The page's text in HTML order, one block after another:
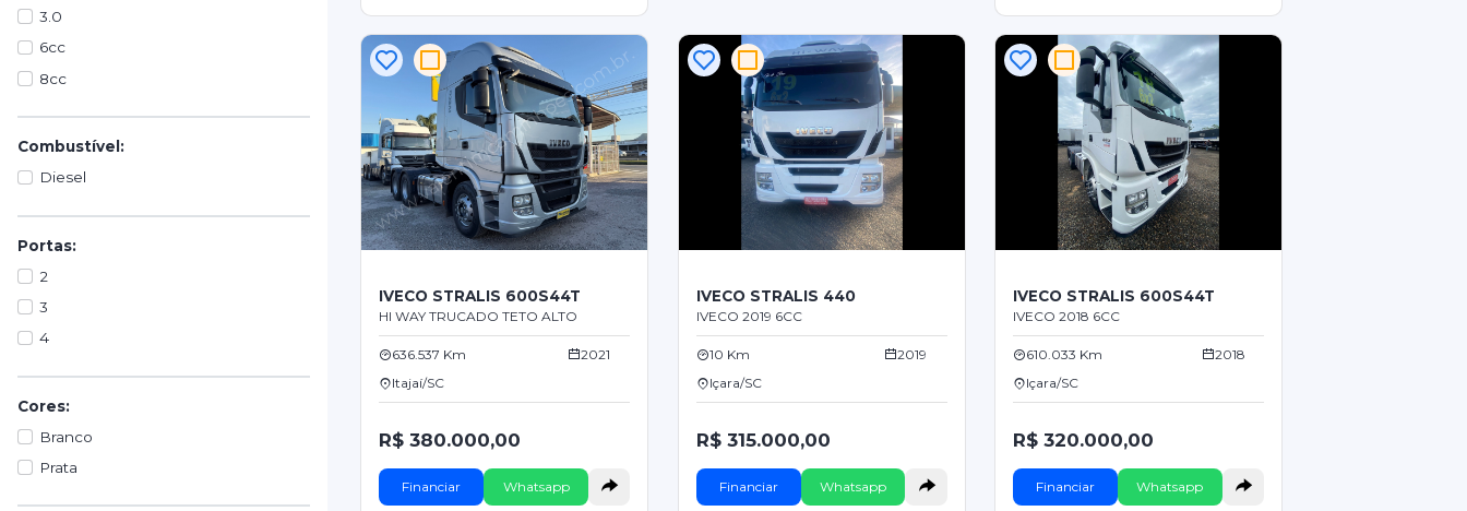
3.0
6cc
8cc
Combustível:
Diesel
Portas:
2
3
4
Cores:
Branco
Prata
IVECO STRALIS 600S44T
HI WAY TRUCADO TETO ALTO
636.537 Km
2021
Itajaí/SC
R$ 380.000,00
Financiar Whatsapp
IVECO STRALIS 440
IVECO 2019 6CC
10 Km
2019
Içara/SC
R$ 315.000,00
Financiar Whatsapp
IVECO STRALIS 600S44T
IVECO 2018 6CC
610.033 Km
2018
Içara/SC
R$ 320.000,00
Financiar Whatsapp